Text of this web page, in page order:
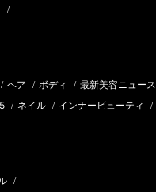
/
/ ヘア / ボディ / 最新美容ニュース
/ ネイル / インナービューティ /
/